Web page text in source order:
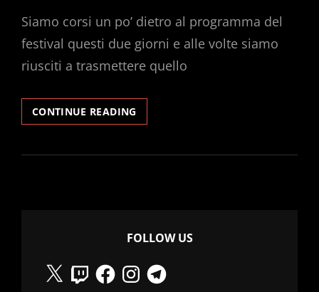
Siamo corsi un po’ dietro al programma del
festival questi due giorni e alle volte siamo
riusciti a trasmettere quello
CONTINUE READING
NELL’OPEN
FEST
FOLLOW US
X
TwitchFacebookInstagramTelegram